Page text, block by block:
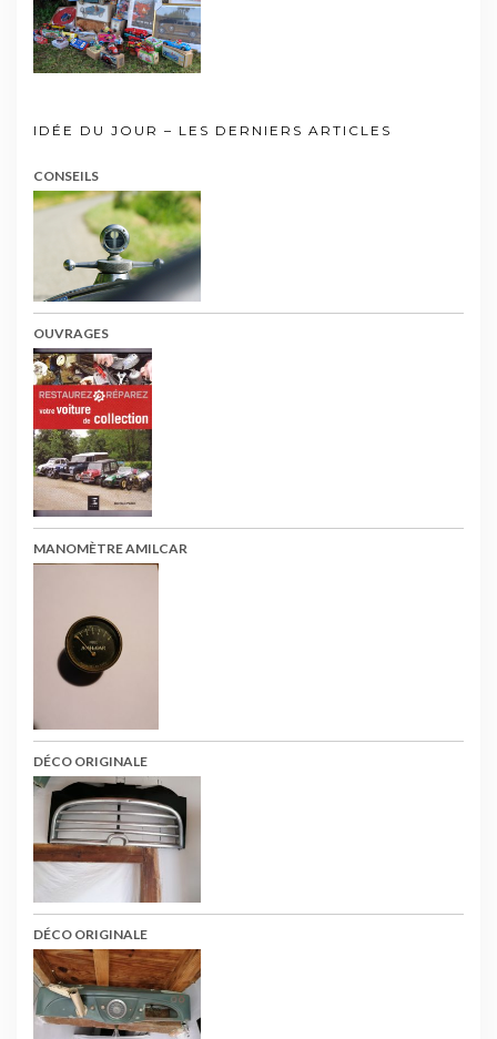
IDÉE DU JOUR – LES DERNIERS ARTICLES
CONSEILS
OUVRAGES
MANOMÈTRE AMILCAR
DÉCO ORIGINALE
DÉCO ORIGINALE